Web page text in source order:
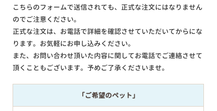
こちらのフォームで送信されても、正式な注文にはなりません
のでご注意ください。
正式な注文は、お電話で詳細を確認させていただいてからにな
ります。お気軽にお申し込みください。
また、お問い合わせ頂いた内容に関してお電話でご連絡させて
頂くこともございます。予めご了承くださいませ。
「ご希望のペット」